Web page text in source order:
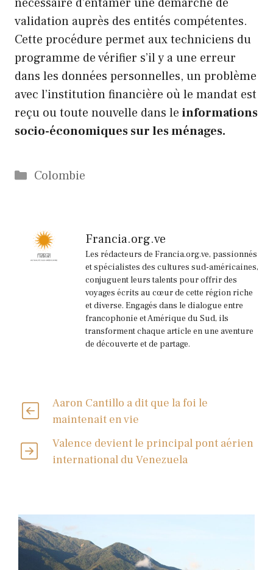
validation auprès des entités compétentes.
Cette procédure permet aux techniciens du
programme de vérifier s’il y a une erreur
dans les données personnelles, un problème
avec l’institution financière où le mandat est
reçu ou toute nouvelle dans le informations
socio-économiques sur les ménages.
Catégories
Colombie
Francia.org.ve
Les rédacteurs de Francia.org.ve, passionnés
et spécialistes des cultures sud-américaines,
conjuguent leurs talents pour offrir des
voyages écrits au cœur de cette région riche
et diverse. Engagés dans le dialogue entre
francophonie et Amérique du Sud, ils
transforment chaque article en une aventure
de découverte et de partage.
Aaron Cantillo a dit que la foi le
maintenait en vie
Valence devient le principal pont aérien
international du Venezuela